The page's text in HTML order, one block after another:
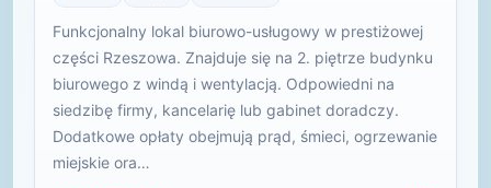
Funkcjonalny lokal biurowo-usługowy w prestiżowej
części Rzeszowa. Znajduje się na 2. piętrze budynku
biurowego z windą i wentylacją. Odpowiedni na
siedzibę firmy, kancelarię lub gabinet doradczy.
Dodatkowe opłaty obejmują prąd, śmieci, ogrzewanie
miejskie ora…